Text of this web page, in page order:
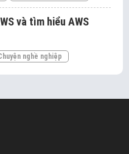
và tìm hiểu AWS
nghề nghiệp